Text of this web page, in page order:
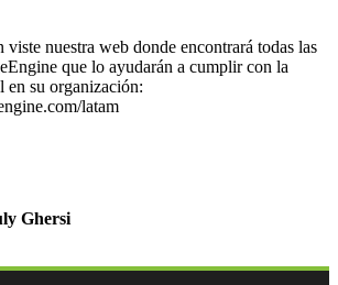
viste nuestra web donde encontrará todas las
que lo ayudarán a cumplir con la
en su organización:
latam
Ghersi